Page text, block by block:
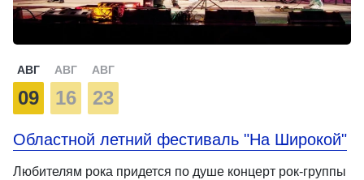
АВГ
09
АВГ
16
АВГ
23
Областной летний фестиваль "На Широкой"
Любителям рока придется по душе концерт рок-группы